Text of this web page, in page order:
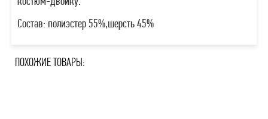
Состав: полиэстер 55%,шерсть 45%
ПОХОЖИЕ ТОВАРЫ: